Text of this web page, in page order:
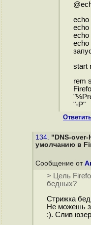
echo
echo
echo
echo
start
rem
"-P"
134. "DNS-over-
умолчанию в
Сообщение от
> Цель
бедных?
Стрижка
Не можешь
:). Слив